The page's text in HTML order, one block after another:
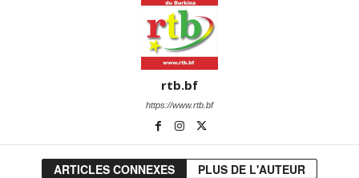
rtb.bf
https://www.rtb.bf
ARTICLES CONNEXES PLUS DE L'AUTEUR